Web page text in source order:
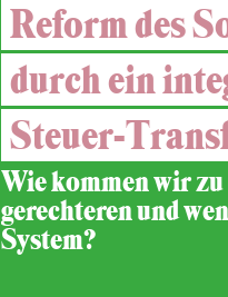
Reform des
durch ein
Steuer-
Wie kommen wir
gerechteren und
System?